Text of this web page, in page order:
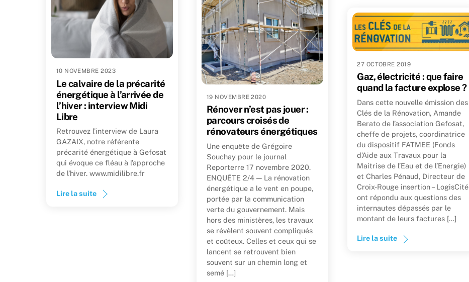
10 NOVEMBRE 2023
Le calvaire de la précarité
énergétique à l’arrivée de
l’hiver : interview Midi
Libre
Retrouvez l’interview de Laura
GAZAIX, notre référente
précarité énergétique à Gefosat
qui évoque ce fléau à l’approche
de l’hiver. www.midilibre.fr
Lire la suite
19 NOVEMBRE 2020
Rénover n’est pas jouer :
parcours croisés de
rénovateurs énergétiques
Une enquête de Grégoire
Souchay pour le journal
Reporterre 17 novembre 2020.
ENQUÊTE 2/4 — La rénovation
énergétique a le vent en poupe,
portée par la communication
verte du gouvernement. Mais
hors des ministères, les travaux
se révèlent souvent compliqués
et coûteux. Celles et ceux qui se
lancent se retrouvent bien
souvent sur un chemin long et
semé […]
27 OCTOBRE 2019
Gaz, électricité : que faire
quand la facture explose ?
Dans cette nouvelle émission des
Clés de la Rénovation, Amande
Berato de l’association Gefosat,
cheffe de projets, coordinatrice
du dispositif FATMEE (Fonds
d’Aide aux Travaux pour la
Maitrise de l’Eau et de l’Energie)
et Charles Pénaud, Directeur de
Croix-Rouge insertion – LogisCité
ont répondu aux questions des
internautes dépassés par le
montant de leurs factures […]
Lire la suite